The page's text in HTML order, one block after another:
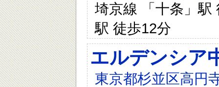
埼京線 「十条」駅
駅 徒歩12分
エルデンシア
東京都杉並区高円